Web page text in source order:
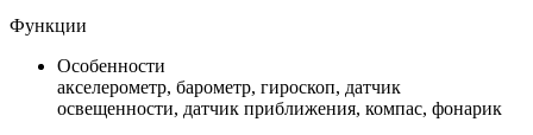
Функции
Особенности
акселерометр, барометр, гироскоп, датчик
освещенности, датчик приближения, компас, фонарик